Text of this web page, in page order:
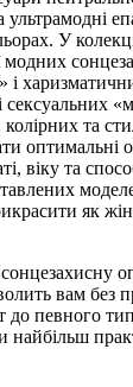
У
модних
і
та
оптимальні
віку та
як
вам без
до певного
найбільш